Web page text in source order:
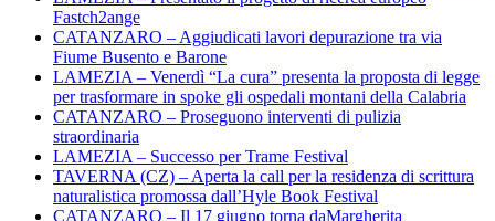
Fastch2ange
CATANZARO – Aggiudicati lavori depurazione tra via
Fiume Busento e Barone
LAMEZIA – Venerdì “La cura” presenta la proposta di legge
per trasformare in spoke gli ospedali montani della Calabria
CATANZARO – Proseguono interventi di pulizia
straordinaria
LAMEZIA – Successo per Trame Festival
TAVERNA (CZ) – Aperta la call per la residenza di scrittura
naturalistica promossa dall’Hyle Book Festival
CATANZARO – Il 17 giugno torna daMargherita